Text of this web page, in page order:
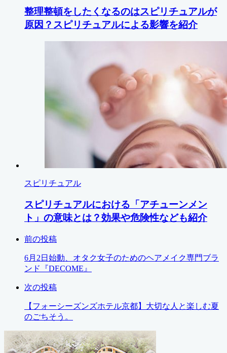
整理整頓をしたくなるのはスピリチュアルが
原因？スピリチュアルによる影響を紹介
スピリチュアル
スピリチュアルにおける「アチューンメン
ト」の意味とは？効果や危険性なども紹介
前の投稿
6月2日始動、オタク女子のためのヘアメイク専門ブラ
ンド『DECOME』
次の投稿
【フォーシーズンズホテル京都】大切な人と楽しむ夏
のごちそう。